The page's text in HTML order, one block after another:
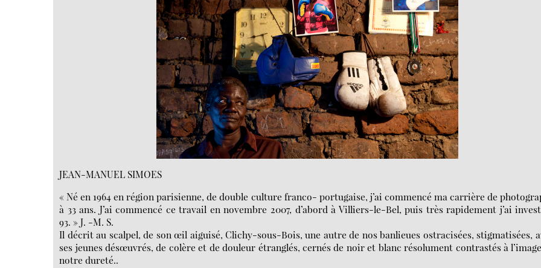
JEAN-MANUEL SIMOES
« Né en 1964 en région parisienne, de double culture franco- portugaise, j’ai commencé ma carrière de
à 33 ans. J’ai commencé ce travail en novembre 2007, d’abord à Villiers-le-Bel, puis très rapidement j’ai
93. » J. -M. S.
Il décrit au scalpel, de son œil aiguisé, Clichy-sous-Bois, une autre de nos banlieues ostracisées, stigmatisées,
ses jeunes désœuvrés, de colère et de douleur étranglés, cernés de noir et blanc résolument contrastés à
notre dureté..